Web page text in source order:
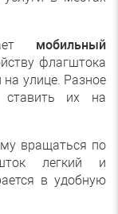
мобильный
флагштока
улице. Разное
ставить их на
вращаться по
легкий и
в удобную